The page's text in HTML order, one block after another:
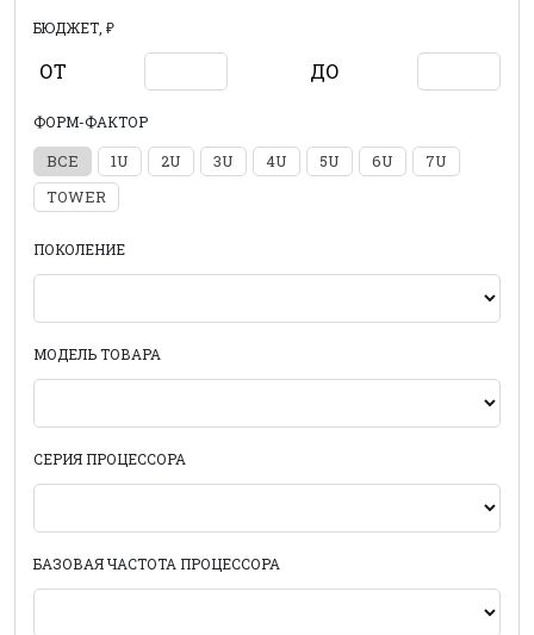
БЮДЖЕТ, ₽
ОТ ДО
ФОРМ-ФАКТОР
ВСЕ 1U 2U 3U 4U 5U 6U
7U
TOWER
ПОКОЛЕНИЕ
МОДЕЛЬ ТОВАРА
СЕРИЯ ПРОЦЕССОРА
БАЗОВАЯ ЧАСТОТА ПРОЦЕССОРА